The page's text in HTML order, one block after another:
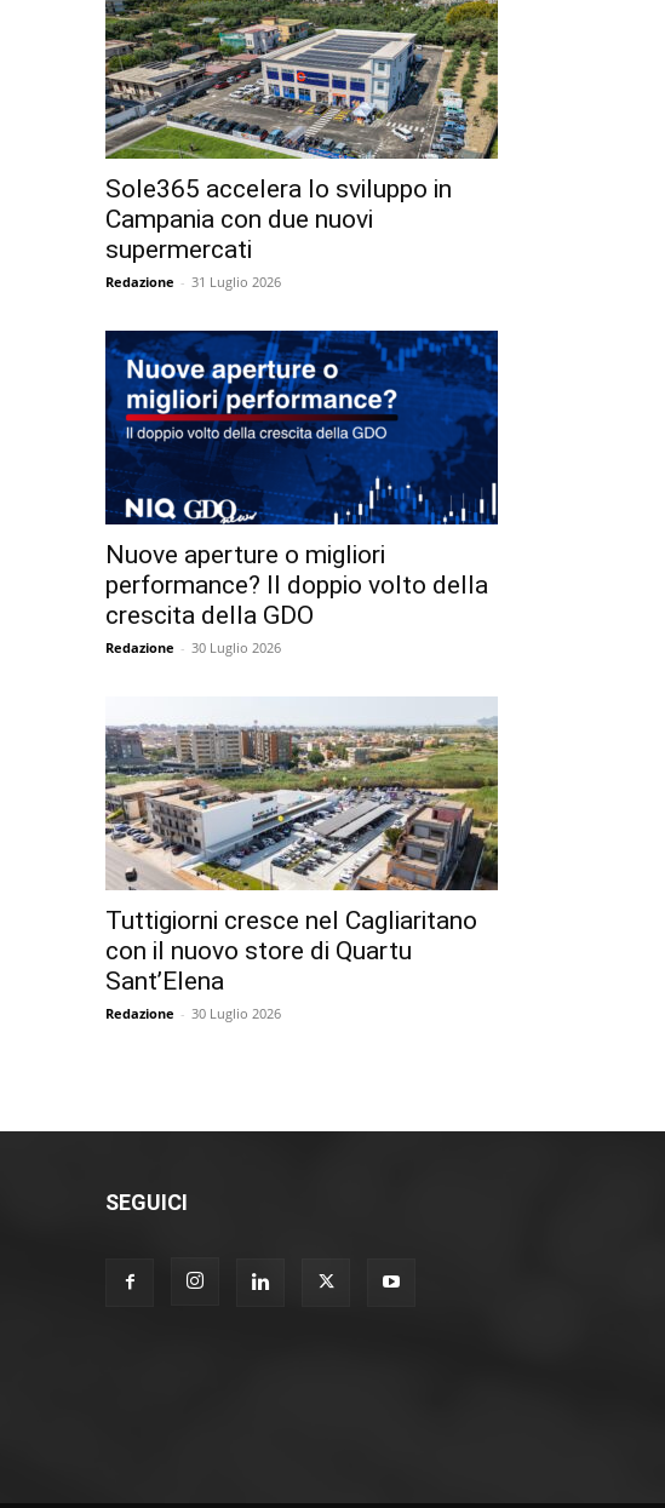
Sole365 accelera lo sviluppo in
Campania con due nuovi
supermercati
Redazione - 31 Luglio 2026
Nuove aperture o migliori
performance? Il doppio volto della
crescita della GDO
Redazione - 30 Luglio 2026
Tuttigiorni cresce nel Cagliaritano
con il nuovo store di Quartu
Sant’Elena
Redazione - 30 Luglio 2026
SEGUICI